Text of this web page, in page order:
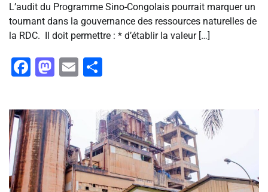
L’audit du Programme Sino-Congolais pourrait marquer un
tournant dans la gouvernance des ressources naturelles de
la RDC. Il doit permettre : * d’établir la valeur […]
Facebook
Mastodon
Email